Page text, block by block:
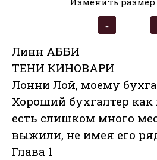
Линн АББИ
ТЕНИ КИНОВАРИ
Лонни Лой, моему
Хороший бухгалтер
есть слишком много
выжили, не имея его
Глава 1